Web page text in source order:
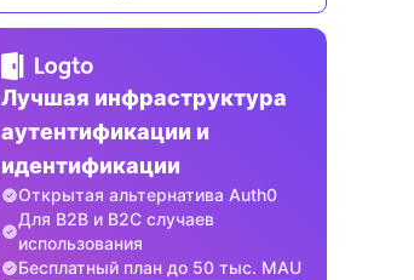
Лучшая инфраструктура
аутентификации и
идентификации
Открытая альтернатива Auth0
Для B2B и B2C случаев
использования
Бесплатный план до 50 тыс. MAU